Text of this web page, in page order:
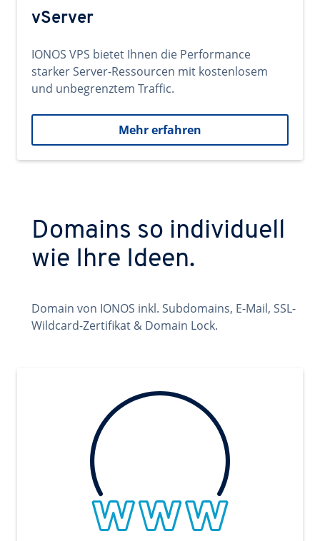
vServer
IONOS VPS bietet Ihnen die Performance
starker Server-Ressourcen mit kostenlosem
und unbegrenztem Traffic.
Mehr erfahren
Domains so individuell
wie Ihre Ideen.
Domain von IONOS inkl. Subdomains, E-Mail, SSL-
Wildcard-Zertifikat & Domain Lock.